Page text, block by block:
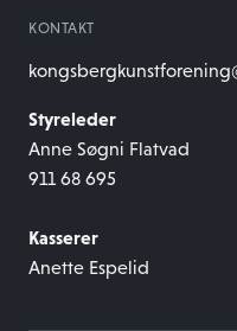
KONTAKT
Styreleder
Anne Søgni Flatvad
911 68 695
Kasserer
Anette Espelid